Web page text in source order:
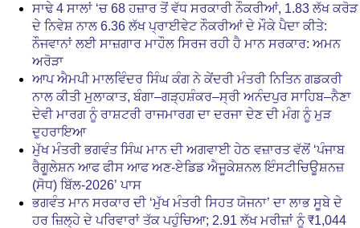
ਸਾਢੇ 4 ਸਾਲਾਂ ‘ਚ 68 ਹਜ਼ਾਰ ਤੋਂ ਵੱਧ ਸਰਕਾਰੀ ਨੌਕਰੀਆਂ, 1.83 ਲੱਖ ਕਰੋੜ
ਦੇ ਨਿਵੇਸ਼ ਨਾਲ 6.36 ਲੱਖ ਪ੍ਰਾਈਵੇਟ ਨੌਕਰੀਆਂ ਦੇ ਮੌਕੇ ਪੈਦਾ ਕੀਤੇ:
ਨੌਜਵਾਨਾਂ ਲਈ ਸਾਜ਼ਗਾਰ ਮਾਹੌਲ ਸਿਰਜ ਰਹੀ ਹੈ ਮਾਨ ਸਰਕਾਰ: ਅਮਨ
ਅਰੋੜਾ
ਆਪ ਐਮਪੀ ਮਾਲਵਿੰਦਰ ਸਿੰਘ ਕੰਗ ਨੇ ਕੇਂਦਰੀ ਮੰਤਰੀ ਨਿਤਿਨ ਗਡਕਰੀ
ਨਾਲ ਕੀਤੀ ਮੁਲਾਕਾਤ, ਬੰਗਾ–ਗੜ੍ਹਸ਼ੰਕਰ–ਸ੍ਰੀ ਅਨੰਦਪੁਰ ਸਾਹਿਬ–ਨੈਣਾ
ਦੇਵੀ ਮਾਰਗ ਨੂੰ ਰਾਸ਼ਟਰੀ ਰਾਜਮਾਰਗ ਦਾ ਦਰਜਾ ਦੇਣ ਦੀ ਮੰਗ ਨੂੰ ਮੁੜ
ਦੁਹਰਾਇਆ
ਮੁੱਖ ਮੰਤਰੀ ਭਗਵੰਤ ਸਿੰਘ ਮਾਨ ਦੀ ਅਗਵਾਈ ਹੇਠ ਵਜ਼ਾਰਤ ਵੱਲੋਂ ‘ਪੰਜਾਬ
ਰੈਗੂਲੇਸ਼ਨ ਆਫ ਫੀਸ ਆਫ ਅਣ-ਏਡਿਡ ਐਜੂਕੇਸ਼ਨਲ ਇੰਸਟੀਚਿਊਸ਼ਨਜ਼
(ਸੋਧ) ਬਿੱਲ-2026’ ਪਾਸ
ਭਗਵੰਤ ਮਾਨ ਸਰਕਾਰ ਦੀ ‘ਮੁੱਖ ਮੰਤਰੀ ਸਿਹਤ ਯੋਜਨਾ’ ਦਾ ਲਾਭ ਸੂਬੇ ਦੇ
ਹਰ ਜ਼ਿਲ੍ਹੇ ਦੇ ਪਰਿਵਾਰਾਂ ਤੱਕ ਪਹੁੰਚਿਆ; 2.91 ਲੱਖ ਮਰੀਜ਼ਾਂ ਨੂੰ ₹1,044